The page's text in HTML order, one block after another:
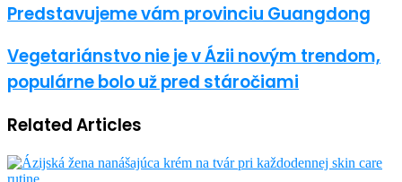
Predstavujeme vám provinciu Guangdong
Vegetariánstvo nie je v Ázii novým trendom,
populárne bolo už pred stáročiami
Related Articles